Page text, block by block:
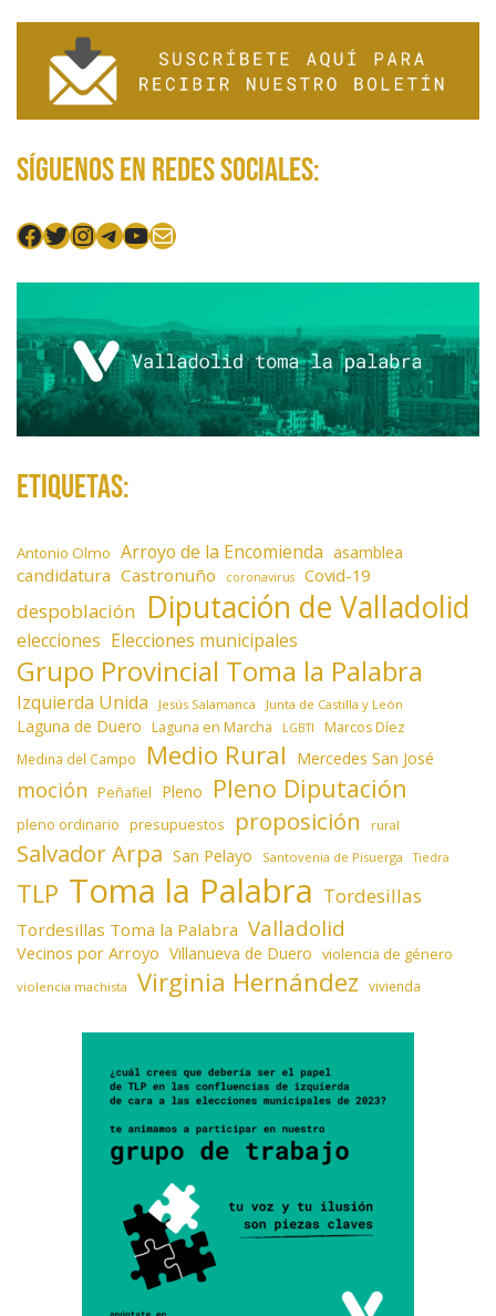
e
e
n
r
a
s
Síguenos en redes sociales:
Facebook
Twitter
Instagram
Telegram
YouTube
Mail
Etiquetas:
Antonio Olmo Arroyo de la Encomienda asamblea
candidatura Castronuño coronavirus Covid-19
despoblación Diputación de Valladolid
elecciones Elecciones municipales
Grupo Provincial Toma la Palabra
Izquierda Unida Jesús Salamanca Junta de Castilla y León
Laguna de Duero Laguna en Marcha LGBTI Marcos Díez
Medina del Campo Medio Rural Mercedes San José
moción Peñafiel Pleno Pleno Diputación
pleno ordinario presupuestos proposición rural
Salvador Arpa San Pelayo Santovenia de Pisuerga Tiedra
TLP Toma la Palabra Tordesillas
Tordesillas Toma la Palabra Valladolid
Vecinos por Arroyo Villanueva de Duero violencia de género
violencia machista Virginia Hernández vivienda